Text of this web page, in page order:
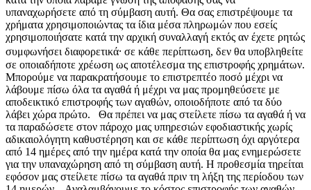
υπαναχωρήσετε από τη σύμβαση αυτή. Θα σας επιστρέψουμε τα
χρήματα χρησιμοποιώντας τα ίδια μέσα πληρωμών που εσείς
χρησιμοποιήσατε κατά την αρχική συναλλαγή εκτός αν έχετε ρητώς
συμφωνήσει διαφορετικά⸱ σε κάθε περίπτωση, δεν θα υποβληθείτε
σε οποιαδήποτε χρέωση ως αποτέλεσμα της επιστροφής χρημάτων.
Μπορούμε να παρακρατήσουμε το επιστρεπτέο ποσό μέχρι να
λάβουμε πίσω όλα τα αγαθά ή μέχρι να μας προμηθεύσετε με
αποδεικτικό επιστροφής των αγαθών, οποιοδήποτε από τα δύο
λάβει χώρα πρώτο. Θα πρέπει να μας στείλετε πίσω τα αγαθά ή να
τα παραδώσετε στον πάροχο μας υπηρεσιών εφοδιαστικής χωρίς
αδικαιολόγητη καθυστέρηση και σε κάθε περίπτωση όχι αργότερα
από 14 ημέρες από την ημέρα κατά την οποία θα μας ενημερώσετε
για την υπαναχώρηση από τη σύμβαση αυτή. Η προθεσμία τηρείται
εφόσον μας στείλετε πίσω τα αγαθά πριν τη λήξη της περίοδου των